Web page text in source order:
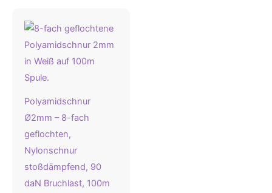
Polyamidschnur
Ø2mm – 8-fach
geflochten,
Nylonschnur
stoßdämpfend, 90
daN Bruchlast, 100m